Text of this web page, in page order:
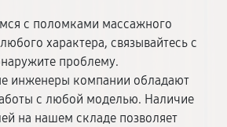
с поломками массажного
характера, связывайтесь с
проблему.
инженеры компании обладают
с любой моделью. Наличие
на нашем складе позволяет